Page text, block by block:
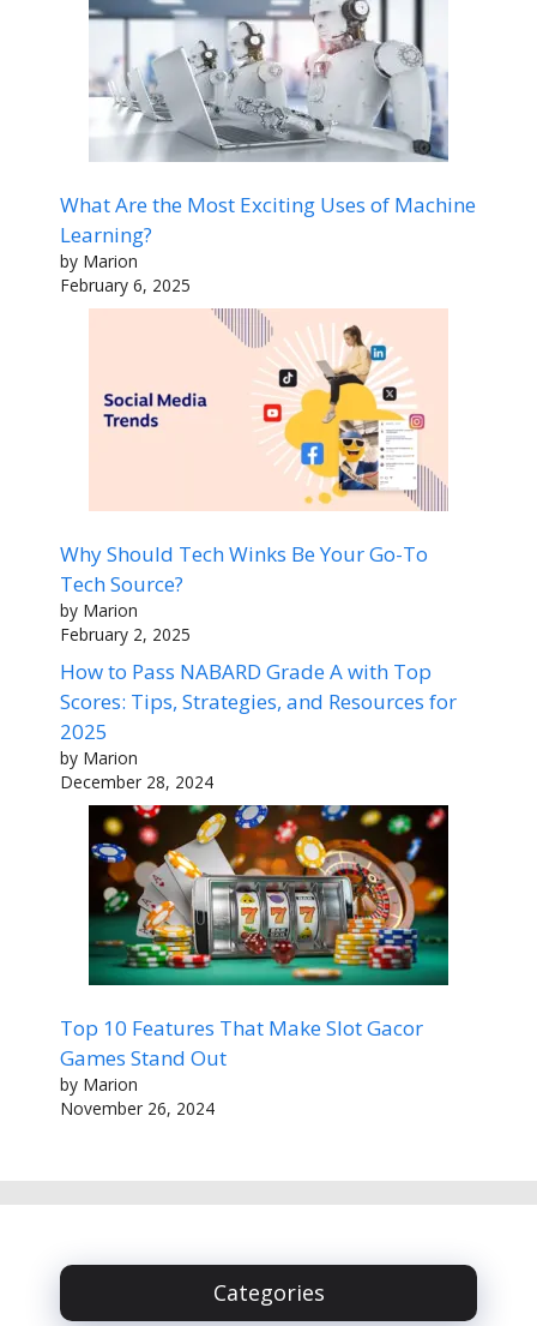
What Are the Most Exciting Uses of Machine
Learning?
by Marion
February 6, 2025
Why Should Tech Winks Be Your Go-To
Tech Source?
by Marion
February 2, 2025
How to Pass NABARD Grade A with Top
Scores: Tips, Strategies, and Resources for
2025
by Marion
December 28, 2024
Top 10 Features That Make Slot Gacor
Games Stand Out
by Marion
November 26, 2024
Categories